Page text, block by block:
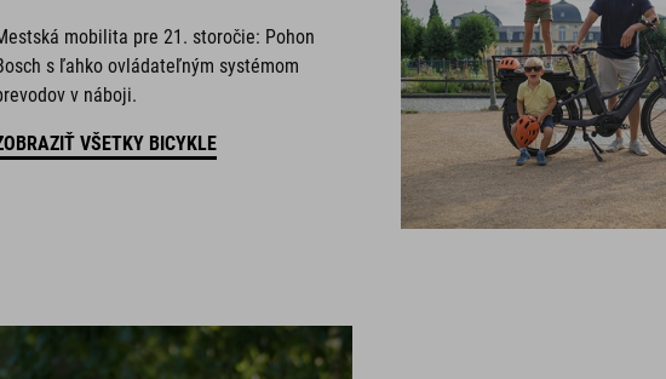
mobilita pre 21. storočie: Pohon
s ľahko ovládateľným systémom
v náboji.
VŠETKY BICYKLE